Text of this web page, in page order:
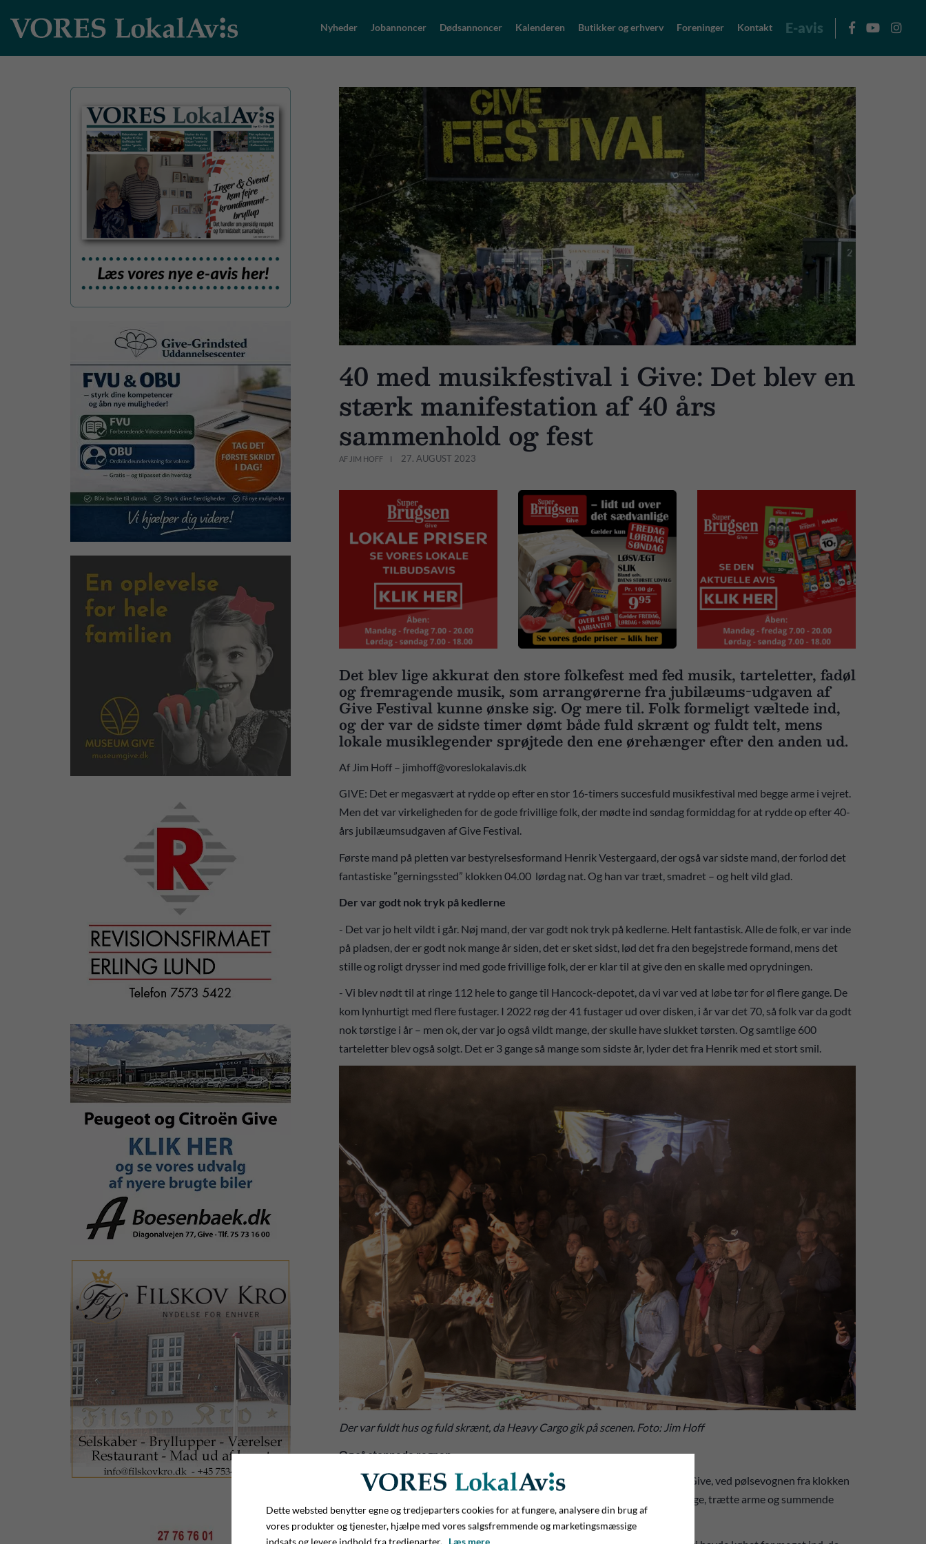
Nyheder Jobannoncer Dødsannoncer Kalenderen Butikker og erhverv Foreninger Kontakt E-avis
40 med musikfestival i Give: Det blev en
stærk manifestation af 40 års
sammenhold og fest
AF JIM HOFF 27. AUGUST 2023
Det blev lige akkurat den store folkefest med fed musik, tarteletter, fadøl
og fremragende musik, som arrangørerne fra jubilæums-udgaven af
Give Festival kunne ønske sig. Og mere til. Folk formeligt væltede ind,
og der var de sidste timer dømt både fuld skrænt og fuldt telt, mens
lokale musiklegender sprøjtede den ene ørehænger efter den anden ud.
Af Jim Hoff – jimhoff@voreslokalavis.dk
GIVE: Det er megasvært at rydde op efter en stor 16-timers succesfuld musikfestival med begge arme i vejret.
Men det var virkeligheden for de gode frivillige folk, der mødte ind søndag formiddag for at rydde op efter 40-
års jubilæumsudgaven af Give Festival.
Første mand på pletten var bestyrelsesformand Henrik Vestergaard, der også var sidste mand, der forlod det
fantastiske ”gerningssted” klokken 04.00 lørdag nat. Og han var træt, smadret – og helt vild glad.
Der var godt nok tryk på kedlerne
- Det var jo helt vildt i går. Nøj mand, der var godt nok tryk på kedlerne. Helt fantastisk. Alle de folk, er var inde
på pladsen, der er godt nok mange år siden, det er sket sidst, lød det fra den begejstrede formand, mens det
stille og roligt drysser ind med gode frivillige folk, der er klar til at give den en skalle med oprydningen.
- Vi blev nødt til at ringe 112 hele to gange til Hancock-depotet, da vi var ved at løbe tør for øl flere gange. De
kom lynhurtigt med flere fustager. I 2022 røg der 41 fustager ud over disken, i år var det 70, så folk var da godt
nok tørstige i år – men ok, der var jo også vildt mange, der skulle have slukket tørsten. Og samtlige 600
tarteletter blev også solgt. Det er 3 gange så mange som sidste år, lyder det fra Henrik med et stort smil.
Der var fuldt hus og fuld skrænt, da Heavy Cargo gik på scenen. Foto: Jim Hoff
Og så stoppede regnen
Han kan ydermere berette, at der var lange række af køer, som vi siger her i Give, ved pølsevognen fra klokken
16.00 og helt frem til midnat. Så mon ikke de gode folk i pølsevognen har lange, trætte arme og summende
hoveder i dag.
Dette websted benytter egne og tredjeparters cookies for at fungere, analysere din brug af
vores produkter og tjenester, hjælpe med vores salgsfremmende og marketingsmæssige
indsats og levere indhold fra tredjeparter. Læs mere